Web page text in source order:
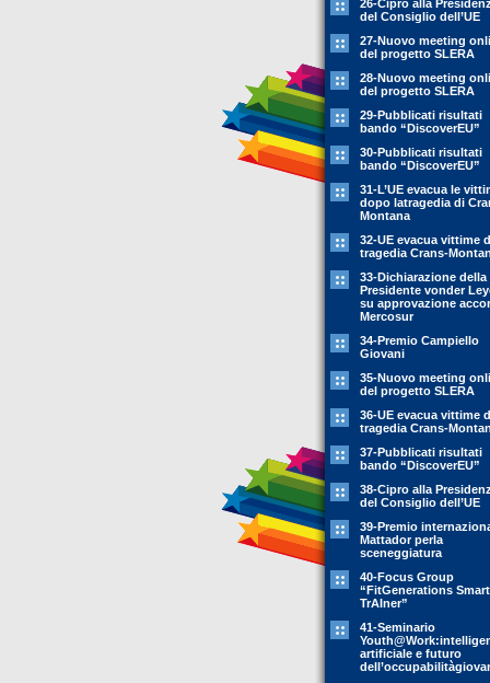
26-Cipro alla
del Consiglio dell’UE
27-Nuovo meeting
del progetto SLERA
28-Nuovo meeting
del progetto SLERA
29-Pubblicati risultati
bando “DiscoverEU”
30-Pubblicati risultati
bando “DiscoverEU”
31-L’UE evacua le
dopo latragedia di
Montana
32-UE evacua vittime
tragedia Crans-
33-Dichiarazione della
Presidente vonder
su approvazione
Mercosur
34-Premio Campiello
Giovani
35-Nuovo meeting
del progetto SLERA
36-UE evacua vittime
tragedia Crans-
37-Pubblicati risultati
bando “DiscoverEU”
38-Cipro alla
del Consiglio dell’UE
39-Premio
Mattador perla
sceneggiatura
40-Focus Group
“FitGenerations Smart
TrAIner”
41-Seminario
artificiale e futuro